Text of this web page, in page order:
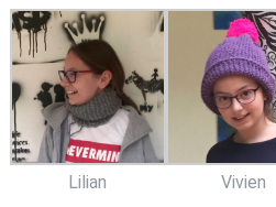
Lilian Vivien